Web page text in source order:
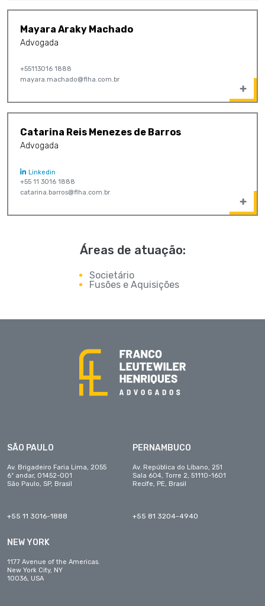
Mayara Araky Machado
Advogada
+55113016 1888
mayara.machado@flha.com.br
Catarina Reis Menezes de Barros
Advogada
Linkedin
+55 11 3016 1888
catarina.barros@flha.com.br
Áreas de atuação:
Societário
Fusões e Aquisições
SÃO PAULO
Av. Brigadeiro Faria Lima, 2055
6º andar, 01452-001
São Paulo, SP, Brasil
+55 11 3016-1888
PERNAMBUCO
Av. República do Líbano, 251
Sala 604, Torre 2, 51110-1601
Recife, PE, Brasil
+55 81 3204-4940
NEW YORK
1177 Avenue of the Americas.
New York City, NY
10036, USA